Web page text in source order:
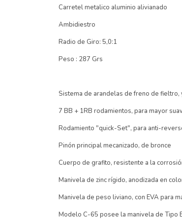
Carretel metalico aluminio alivianado
Ambidiestro
Radio de Giro: 5,0:1
Peso : 287 Grs
Sistema de arandelas de freno de fieltro,
7 BB + 1RB rodamientos, para mayor
Rodamiento "quick-Set", para anti-
Pinón principal mecanizado, de bronce
Cuerpo de grafito, resistente a la
Manivela de zinc rígido, anodizada en
Manivela de peso liviano, con EVA para
Modelo C-65 posee la manivela de Tipo